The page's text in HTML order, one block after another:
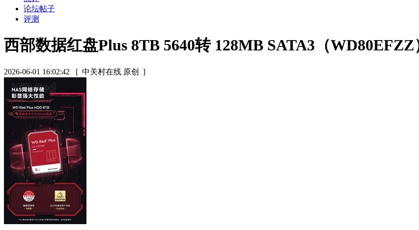
论坛帖子
评测
西部数据红盘Plus 8TB 5640转 128MB SATA3（
2026-06-01 16:02:42 [ 中关村在线 原创 ]